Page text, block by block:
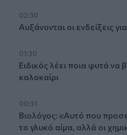
02:30
Αυξάνονται οι ενδείξεις
01:30
Ειδικός λέει ποια φυτά να
καλοκαίρι
00:31
Βιολόγος: «Αυτό που
το γλυκό αίμα, αλλά οι